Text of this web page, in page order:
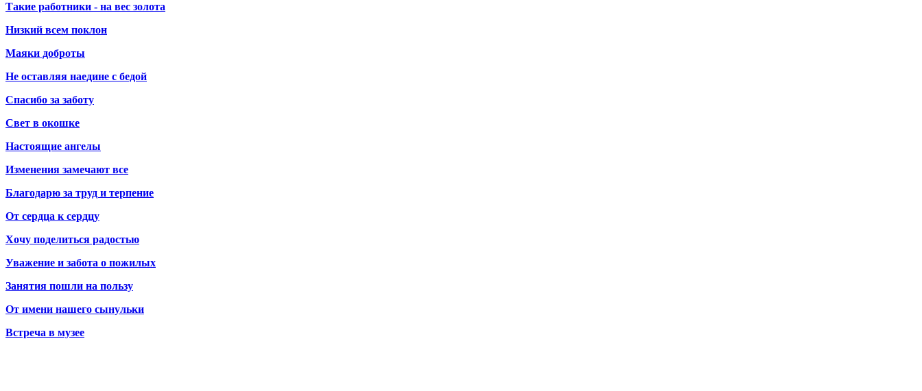
Такие работники - на вес золота
Низкий всем поклон
Маяки доброты
Не оставляя наедине с бедой
Спасибо за заботу
Свет в окошке
Настоящие ангелы
Изменения замечают все
Благодарю за труд и терпение
От сердца к сердцу
Хочу поделиться радостью
Уважение и забота о пожилых
Занятия пошли на пользу
От имени нашего сынульки
Встреча в музее